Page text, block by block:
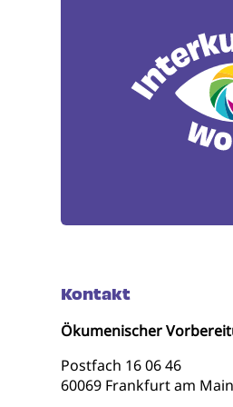
Kontakt
Ökumenischer
Postfach 16 06 46
60069 Frankfurt am Main